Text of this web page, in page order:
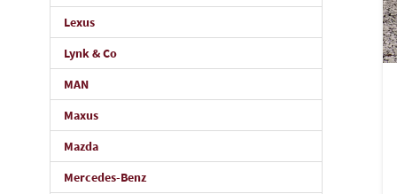
Lexus
Lynk & Co
MAN
Maxus
Mazda
Mercedes-Benz